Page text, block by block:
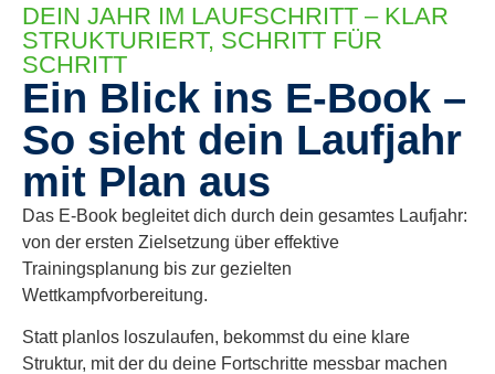
DEIN JAHR IM LAUFSCHRITT – KLAR
STRUKTURIERT, SCHRITT FÜR
SCHRITT
Ein Blick ins E-Book –
So sieht dein Laufjahr
mit Plan aus
Das E-Book begleitet dich durch dein gesamtes Laufjahr:
von der ersten Zielsetzung über effektive
Trainingsplanung bis zur gezielten
Wettkampfvorbereitung.
Statt planlos loszulaufen, bekommst du eine klare
Struktur, mit der du deine Fortschritte messbar machen